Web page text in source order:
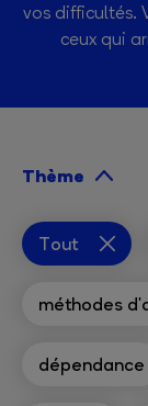
vos difficultés.
ceux qui
Thème
Tout
méthodes
dépendance